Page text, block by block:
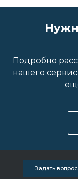
Подробно
нашего
Задать вопрос